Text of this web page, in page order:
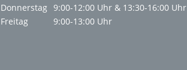
Donnerstag 9:00-12:00 Uhr & 13:30-16:00 Uhr
Freitag
9:00-13:00 Uhr